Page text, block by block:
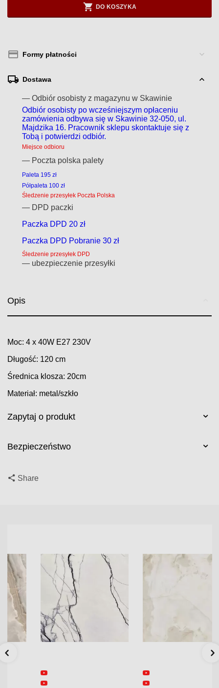
DO KOSZYKA
Formy płatności
Dostawa
— Odbiór osobisty z magazynu w Skawinie
Odbiór osobisty po wcześniejszym opłaceniu
zamówienia odbywa się w Skawinie 32-050, ul.
Majdzika 16. Pracownik sklepu skontaktuje się z
Tobą i potwierdzi odbiór.
Miejsce odbioru
— Poczta polska palety
Paleta 195 zł
Półpaleta 100 zł
Śledzenie przesyłek Poczta Polska
— DPD paczki
Paczka DPD 20 zł
Paczka DPD Pobranie 30 zł
Śledzenie przesyłek DPD
— ubezpieczenie przesyłki
Opis
Moc: 4 x 40W E27 230V
Długość: 120 cm
Średnica klosza: 20cm
Materiał: metal/szkło
Zapytaj o produkt
Bezpieczeństwo
Share